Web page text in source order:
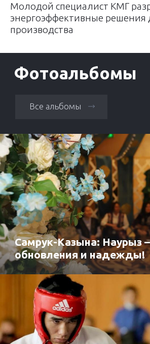
Молодой специалист КМГ
энергоэффективные решения
производства
Фотоальбомы
Все альбомы
Самрук-Казына: Наурыз
обновления и надежды!